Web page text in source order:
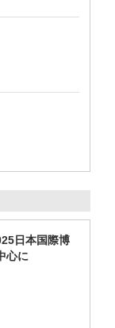
日本国際博
心に